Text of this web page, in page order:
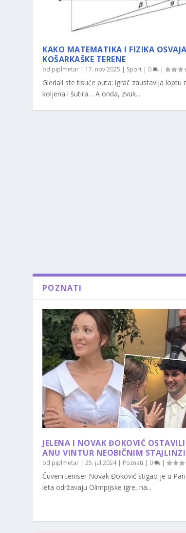
KAKO MATEMATIKA I FIZIKA
KOŠARKAŠKE TERENE
od piplmetar | 17. nov 2025 | Sport | 0 |
Gledali ste tisuće puta: igrač zaustavlja loptu
koljena i šutira… A onda, zvuk...
POZNATI
JELENA I NOVAK ĐOKOVIĆ
ANU VINTUR NEOBIČNIM
od piplmetar |25. jul 2024| Poznati | 0 |
Čuveni teniser Novak Đoković stigao je u
leta održavaju Olimpijske igre, na...